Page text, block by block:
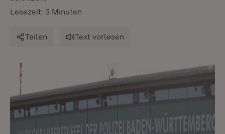
Lesezeit: 3 Minuten
Teilen Text vorlesen